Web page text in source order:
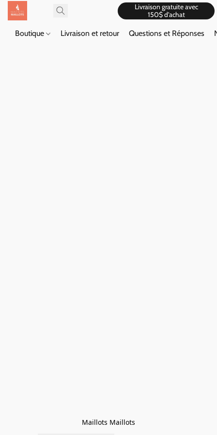
Livraison gratuite avec
150$ d'achat
Boutique Livraison et retour Questions et Réponses
Maillots Maillots